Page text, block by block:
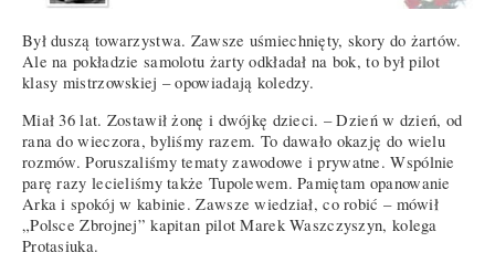
Był duszą towarzystwa. Zawsze uśmiechnięty, skory do żartów.
Ale na pokładzie samolotu żarty odkładał na bok, to był pilot
klasy mistrzowskiej – opowiadają koledzy.
Miał 36 lat. Zostawił żonę i dwójkę dzieci. – Dzień w dzień, od
rana do wieczora, byliśmy razem. To dawało okazję do wielu
rozmów. Poruszaliśmy tematy zawodowe i prywatne. Wspólnie
parę razy lecieliśmy także Tupolewem. Pamiętam opanowanie
Arka i spokój w kabinie. Zawsze wiedział, co robić – mówił
„Polsce Zbrojnej” kapitan pilot Marek Waszczyszyn, kolega
Protasiuka.